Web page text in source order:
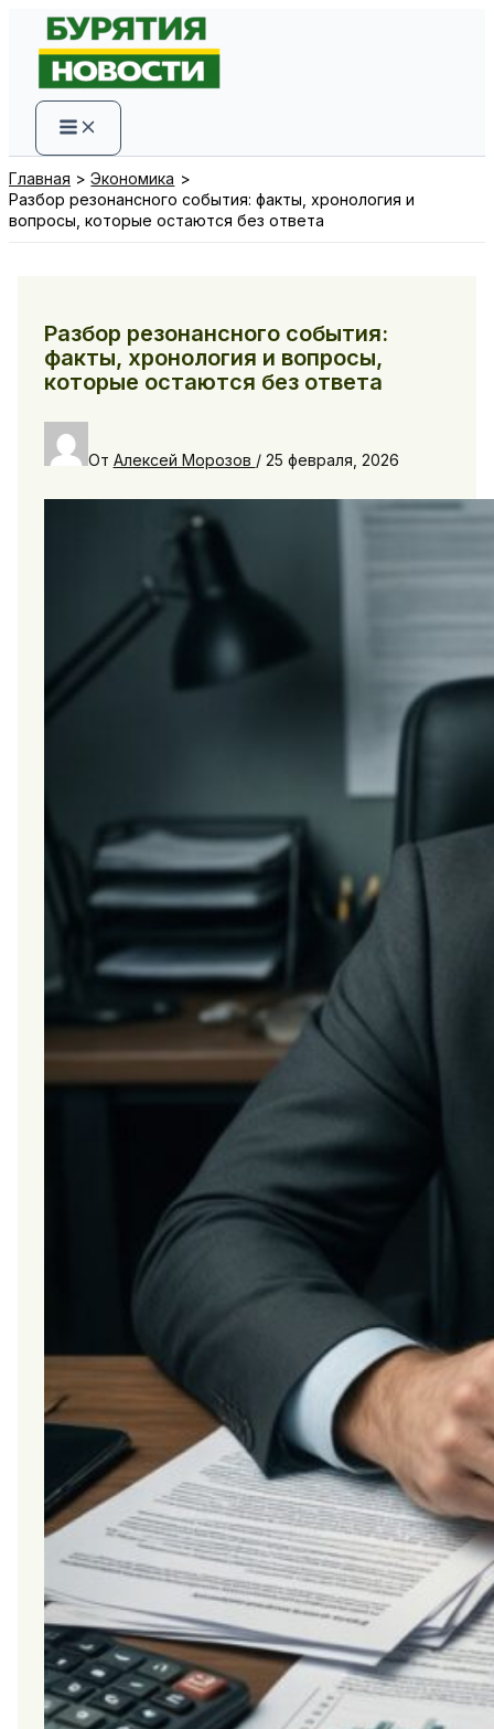
Перейти
содержимому
Главная
Экономика
Разбор резонансного события: факты, хронология и
вопросы, которые остаются без ответа
Разбор резонансного события:
факты, хронология и вопросы,
которые остаются без ответа
От Алексей Морозов / 25 февраля, 2026